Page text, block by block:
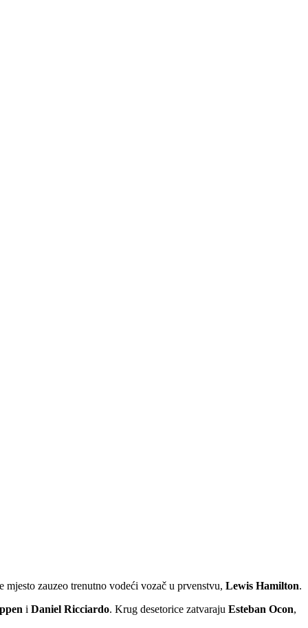
mjesto zauzeo trenutno vodeći vozač u prvenstvu, Lewis Hamilton.
i Daniel Ricciardo. Krug desetorice zatvaraju Esteban Ocon,